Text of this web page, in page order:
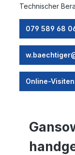
Technischer
079 589 68
Online-